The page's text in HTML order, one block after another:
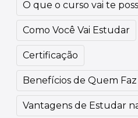
O que o curso vai te
Como Você Vai Estudar
Certificação
Benefícios de Quem
Vantagens de Estudar